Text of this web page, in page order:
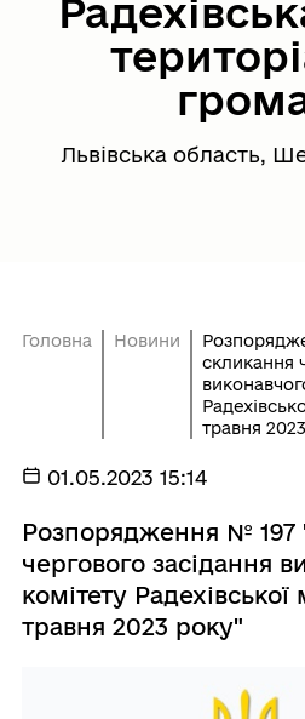
Львівська область,
Головна Новини
скликання
травня
01.05.2023 15:14
Розпорядження № 197
чергового засідання
комітету Радехівської
травня 2023 року"